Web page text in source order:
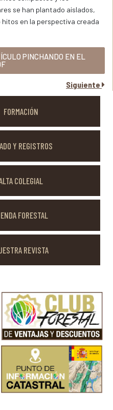
se han plantado aislados,
en la perspectiva creada
PINCHANDO EN EL
Siguiente
FORMACIÓN
Y REGISTROS
COLEGIAL
FORESTAL
REVISTA